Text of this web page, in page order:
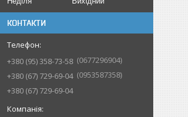
КОНТАКТИ
+380 (95) 358-73-58
0677296904
+380 (67) 729-69-04
0953587358
+380 (67) 729-69-04